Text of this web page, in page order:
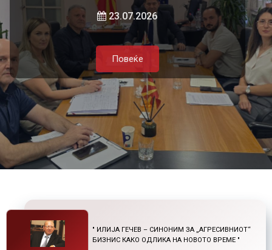
23.07.2026
Повеќе
и нетарифните бариери
21.07.2026
Повеќе
" ИЛИЈА ГЕЧЕВ – СИНОНИМ ЗА „АГРЕСИВНИОТ“
БИЗНИС КАКО ОДЛИКА НА НОВОТО ВРЕМЕ "